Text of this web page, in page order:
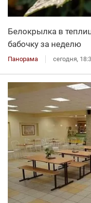
Белокрылка в
бабочку за неделю
Панорама сегодня,